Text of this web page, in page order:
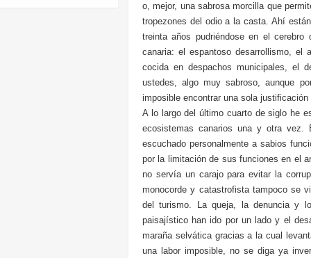
o, mejor, una sabrosa morcilla que
tropezones del odio a la casta. Ahí
treinta años pudriéndose en el
canaria: el espantoso desarrollismo, el
cocida en despachos municipales, el
ustedes, algo muy sabroso, aunque
imposible encontrar una sola
A lo largo del último cuarto de siglo he
ecosistemas canarios una y otra
escuchado personalmente a sabios
por la limitación de sus funciones en el
no servía un carajo para evitar la
monocorde y catastrofista tampoco se
del turismo. La queja, la denuncia y
paisajístico han ido por un lado y el
maraña selvática gracias a la cual
una labor imposible, no se diga ya